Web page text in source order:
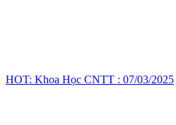
HOT: Khoa Học CNTT : 07/03/2025